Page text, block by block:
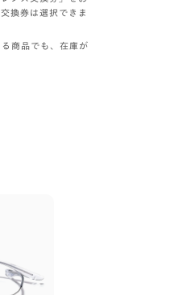
換券は選択できま
商品でも、在庫が